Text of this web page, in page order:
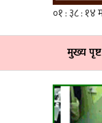
मुख्य पृष्ट